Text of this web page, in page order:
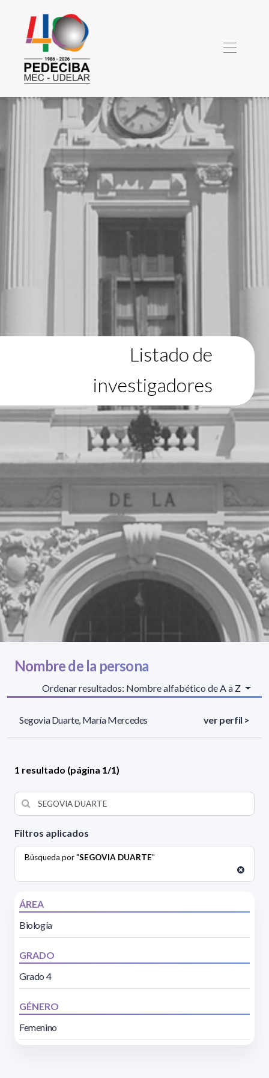
Listado de
investigadores
Filtros aplicados
Búsqueda por "SEGOVIA DUARTE"
ÁREA
Biología
GRADO
Grado 4
GÉNERO
Femenino
Nombre de la persona
Ordenar resultados: Nombre alfabético de A a Z
Segovia Duarte, María Mercedes ver perfil >
1 resultado (página 1/1)